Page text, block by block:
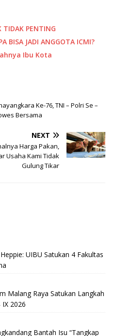
TIDAK PENTING
BISA JADI ANGGOTA ICMI?
Ibu Kota
Ke-76, TNI – Polri Se –
Bersama
NEXT
Harga Pakan,
Usaha Kami Tidak
Gulung Tikar
UIBU Satukan 4 Fakultas
Malang Raya Satukan Langkah
IX 2026
Bantah Isu “Tangkap